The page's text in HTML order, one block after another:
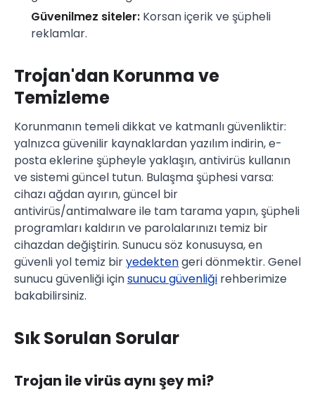
Güvenilmez siteler: Korsan içerik ve şüpheli
reklamlar.
Trojan'dan Korunma ve
Temizleme
Korunmanın temeli dikkat ve katmanlı güvenliktir:
yalnızca güvenilir kaynaklardan yazılım indirin, e-
posta eklerine şüpheyle yaklaşın, antivirüs kullanın
ve sistemi güncel tutun. Bulaşma şüphesi varsa:
cihazı ağdan ayırın, güncel bir
antivirüs/antimalware ile tam tarama yapın, şüpheli
programları kaldırın ve parolalarınızı temiz bir
cihazdan değiştirin. Sunucu söz konusuysa, en
güvenli yol temiz biryedektengeri dönmektir. Genel
sunucu güvenliği içinsunucu güvenliği rehberimize
bakabilirsiniz.
Sık Sorulan Sorular
Trojan ile virüs aynı şey mi?